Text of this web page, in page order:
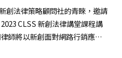
創法律策略顧問社的青睞，邀請
CLSS 新創法律講堂課程講